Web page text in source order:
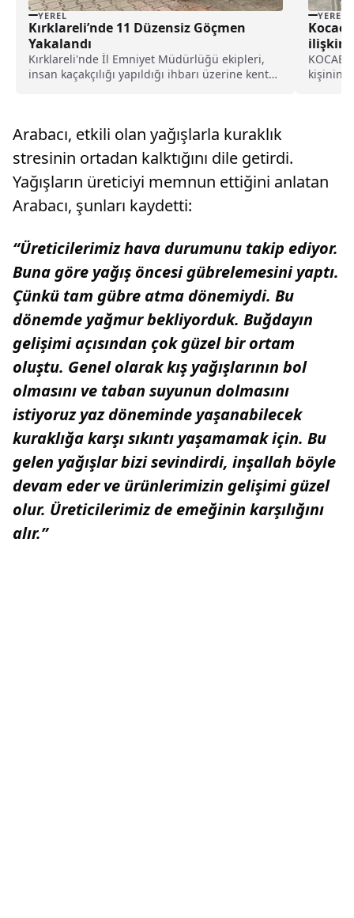
YEREL
Kırklareli’nde 11 Düzensiz Göçmen
Yakalandı
Kırklareli'nde İl Emniyet Müdürlüğü ekipleri,
insan kaçakçılığı yapıldığı ihbarı üzerine kent
YEREL
ilişkin
kişinin
Arabacı, etkili olan yağışlarla kuraklık
stresinin ortadan kalktığını dile getirdi.
Yağışların üreticiyi memnun ettiğini anlatan
Arabacı, şunları kaydetti:
“Üreticilerimiz hava durumunu takip ediyor.
Buna göre yağış öncesi gübrelemesini yaptı.
Çünkü tam gübre atma dönemiydi. Bu
dönemde yağmur bekliyorduk. Buğdayın
gelişimi açısından çok güzel bir ortam
oluştu. Genel olarak kış yağışlarının bol
olmasını ve taban suyunun dolmasını
istiyoruz yaz döneminde yaşanabilecek
kuraklığa karşı sıkıntı yaşamamak için. Bu
gelen yağışlar bizi sevindirdi, inşallah böyle
devam eder ve ürünlerimizin gelişimi güzel
olur. Üreticilerimiz de emeğinin karşılığını
alır.”